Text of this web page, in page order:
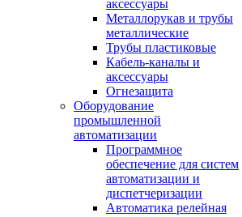
аксессуары
Металлорукав и трубы
металлические
Трубы пластиковые
Кабель-каналы и
аксессуары
Огнезащита
Оборудование
промышленной
автоматизации
Программное
обеспечение для систем
автоматизации и
диспетчеризации
Автоматика релейная